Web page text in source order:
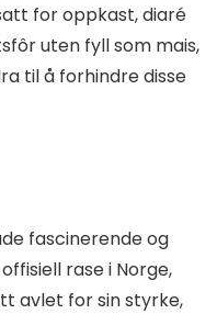
for oppkast, diaré
uten fyll som mais,
til å forhindre disse
fascinerende og
rase i Norge,
avlet for sin styrke,